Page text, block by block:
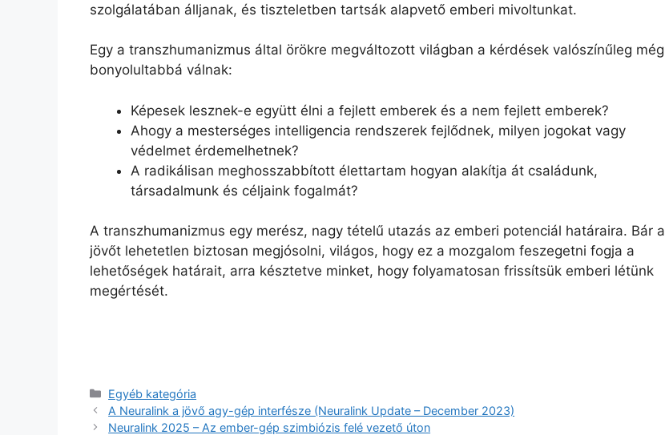
szolgálatában álljanak, és tiszteletben tartsák alapvető emberi mivoltunkat.
Egy a transzhumanizmus által örökre megváltozott világban a kérdések valószínűleg még
bonyolultabbá válnak:
Képesek lesznek-e együtt élni a fejlett emberek és a nem fejlett emberek?
Ahogy a mesterséges intelligencia rendszerek fejlődnek, milyen jogokat vagy
védelmet érdemelhetnek?
A radikálisan meghosszabbított élettartam hogyan alakítja át családunk,
társadalmunk és céljaink fogalmát?
A transzhumanizmus egy merész, nagy tételű utazás az emberi potenciál határaira. Bár a
jövőt lehetetlen biztosan megjósolni, világos, hogy ez a mozgalom feszegetni fogja a
lehetőségek határait, arra késztetve minket, hogy folyamatosan frissítsük emberi létünk
megértését.
Kategória
Egyéb kategória
A Neuralink a jövő agy-gép interfésze (Neuralink Update – December 2023)
Neuralink 2025 – Az ember-gép szimbiózis felé vezető úton